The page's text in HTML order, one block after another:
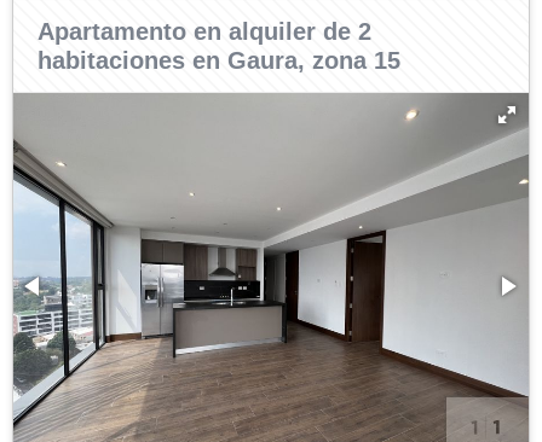
Apartamento en alquiler de 2
habitaciones en Gaura, zona 15